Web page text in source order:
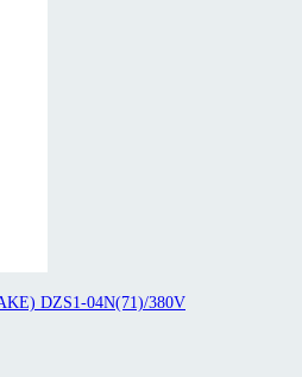
DZS1-04N(71)/380V